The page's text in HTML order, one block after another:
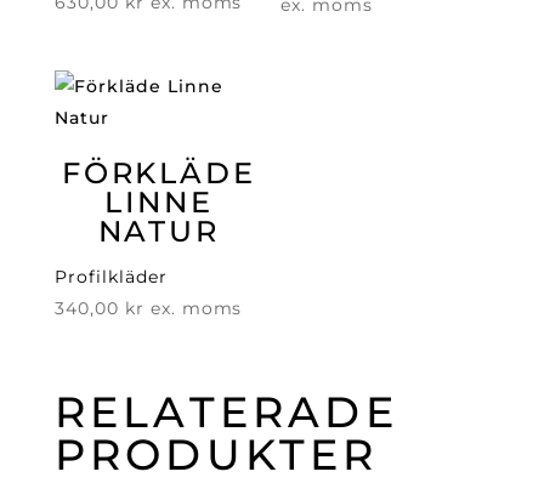
ex. moms
FÖRKLÄDE
LINNE
NATUR
Profilkläder
340,00 kr ex. moms
RELATERADE
PRODUKTER